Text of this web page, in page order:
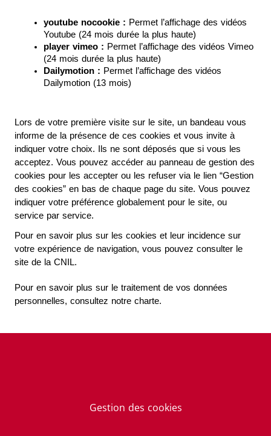
youtube nocookie : Permet l’affichage des vidéos
Youtube (24 mois durée la plus haute)
player vimeo : Permet l’affichage des vidéos Vimeo
(24 mois durée la plus haute)
Dailymotion : Permet l’affichage des vidéos
Dailymotion (13 mois)
Lors de votre première visite sur le site, un bandeau vous
informe de la présence de ces cookies et vous invite à
indiquer votre choix. Ils ne sont déposés que si vous les
acceptez. Vous pouvez accéder au panneau de gestion des
cookies pour les accepter ou les refuser via le lien “Gestion
des cookies” en bas de chaque page du site. Vous pouvez
indiquer votre préférence globalement pour le site, ou
service par service.
Pour en savoir plus sur les cookies et leur incidence sur
votre expérience de navigation, vous pouvez consulter le
site de la CNIL.
Pour en savoir plus sur le traitement de vos données
personnelles, consultez notre charte.
Gestion des cookies